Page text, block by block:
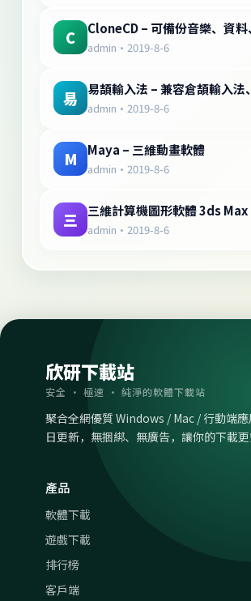
C CloneCD – 可備份音樂、資料
admin · 2019-8-6
易 admin · 2019-8-6
M Maya – 三維動畫軟體
admin · 2019-8-6
三 三維計算機圖形軟體 3ds Max
admin · 2019-8-6
欣研下載站
安全 · 極速 · 純淨的軟體下載站
聚合全網優質 Windows / Mac / 行動端
日更新，無捆綁、無廣告，讓你的下載更
產品
軟體下載
遊戲下載
排行榜
客戶端